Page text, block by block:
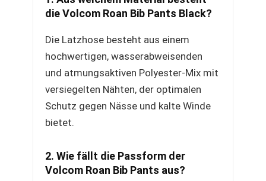
die Volcom Roan Bib Pants Black?
Die Latzhose besteht aus einem
hochwertigen, wasserabweisenden
und atmungsaktiven Polyester-Mix mit
versiegelten Nähten, der optimalen
Schutz gegen Nässe und kalte Winde
bietet.
2. Wie fällt die Passform der
Volcom Roan Bib Pants aus?